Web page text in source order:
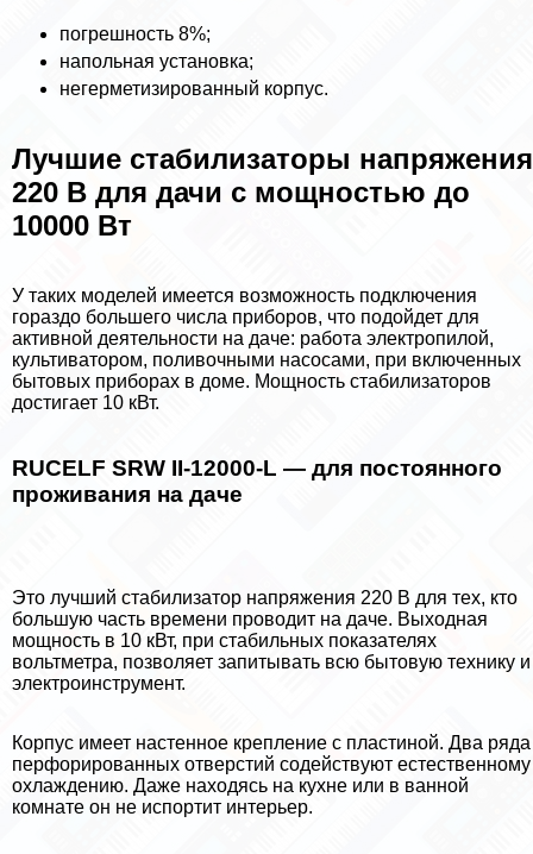
погрешность 8%;
напольная установка;
негерметизированный корпус.
Лучшие стабилизаторы напряжения
220 В для дачи с мощностью до
10000 Вт
У таких моделей имеется возможность подключения
гораздо большего числа приборов, что подойдет для
активной деятельности на даче: работа электропилой,
культиватором, поливочными насосами, при включенных
бытовых приборах в доме. Мощность стабилизаторов
достигает 10 кВт.
RUCELF SRW II-12000-L — для постоянного
проживания на даче
Это лучший стабилизатор напряжения 220 В для тех, кто
большую часть времени проводит на даче. Выходная
мощность в 10 кВт, при стабильных показателях
вольтметра, позволяет запитывать всю бытовую технику и
электроинструмент.
Корпус имеет настенное крепление с пластиной. Два ряда
перфорированных отверстий содействуют естественному
охлаждению. Даже находясь на кухне или в ванной
комнате он не испортит интерьер.